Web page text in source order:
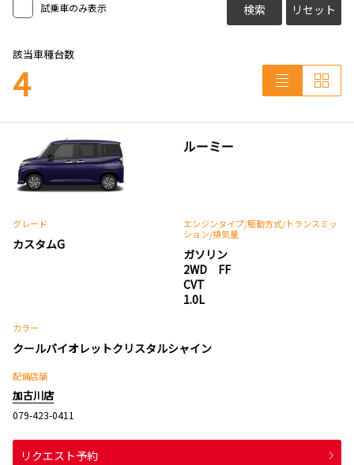
試乗車のみ表示 検索 リセット
該当車種台数
4
ルーミー
グレード
カスタムG
エンジンタイプ/駆動方式/トランスミッ
ション/排気量
ガソリン
2WD FF
CVT
1.0L
カラー
クールバイオレットクリスタルシャイン
配備店舗
加古川店
079-423-0411
リクエスト予約